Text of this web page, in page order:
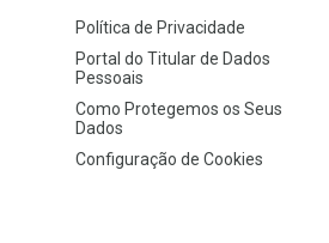
Política de Privacidade
Portal do Titular de Dados
Pessoais
Como Protegemos os Seus
Dados
Configuração de Cookies